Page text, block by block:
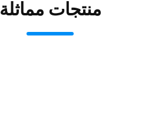
منتجات مماثلة